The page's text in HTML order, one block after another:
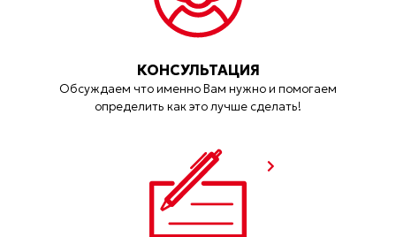
КОНСУЛЬТАЦИЯ
Обсуждаем что именно Вам нужно и помогаем
определить как это лучше сделать!